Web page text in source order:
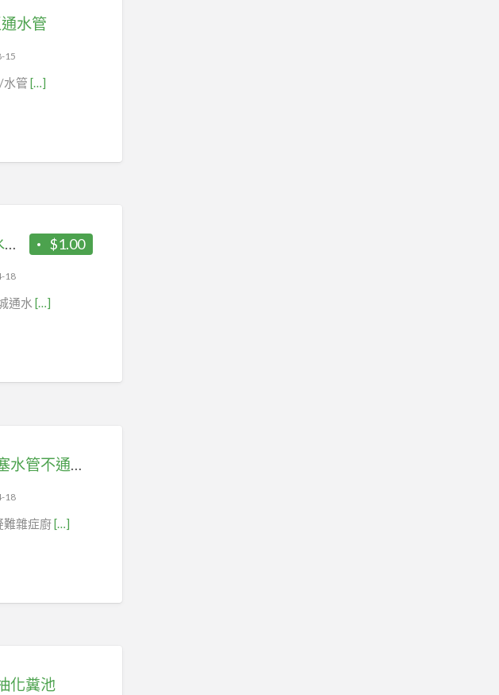
水管
15
水管 […]
$1.00
水管不通土城區 包通水管 水管不通 水管包通
18
通水 […]
廚房水管不通堵塞排水管、排水管堵塞水管不通嗎土城通水管
18
難雜症廚[…]
化糞池